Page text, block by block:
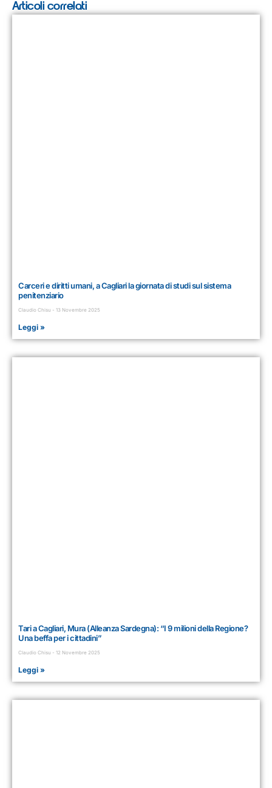
Articoli correlati
Carceri e diritti umani, a Cagliari la giornata di studi sul sistema
penitenziario
Claudio Chisu 13 Novembre 2025
Leggi »
Tari a Cagliari, Mura (Alleanza Sardegna): “I 9 milioni della Regione?
Una beffa per i cittadini”
Claudio Chisu 12 Novembre 2025
Leggi »